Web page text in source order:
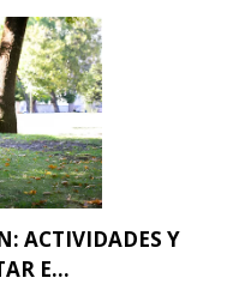
ACTIVIDADES Y
E...